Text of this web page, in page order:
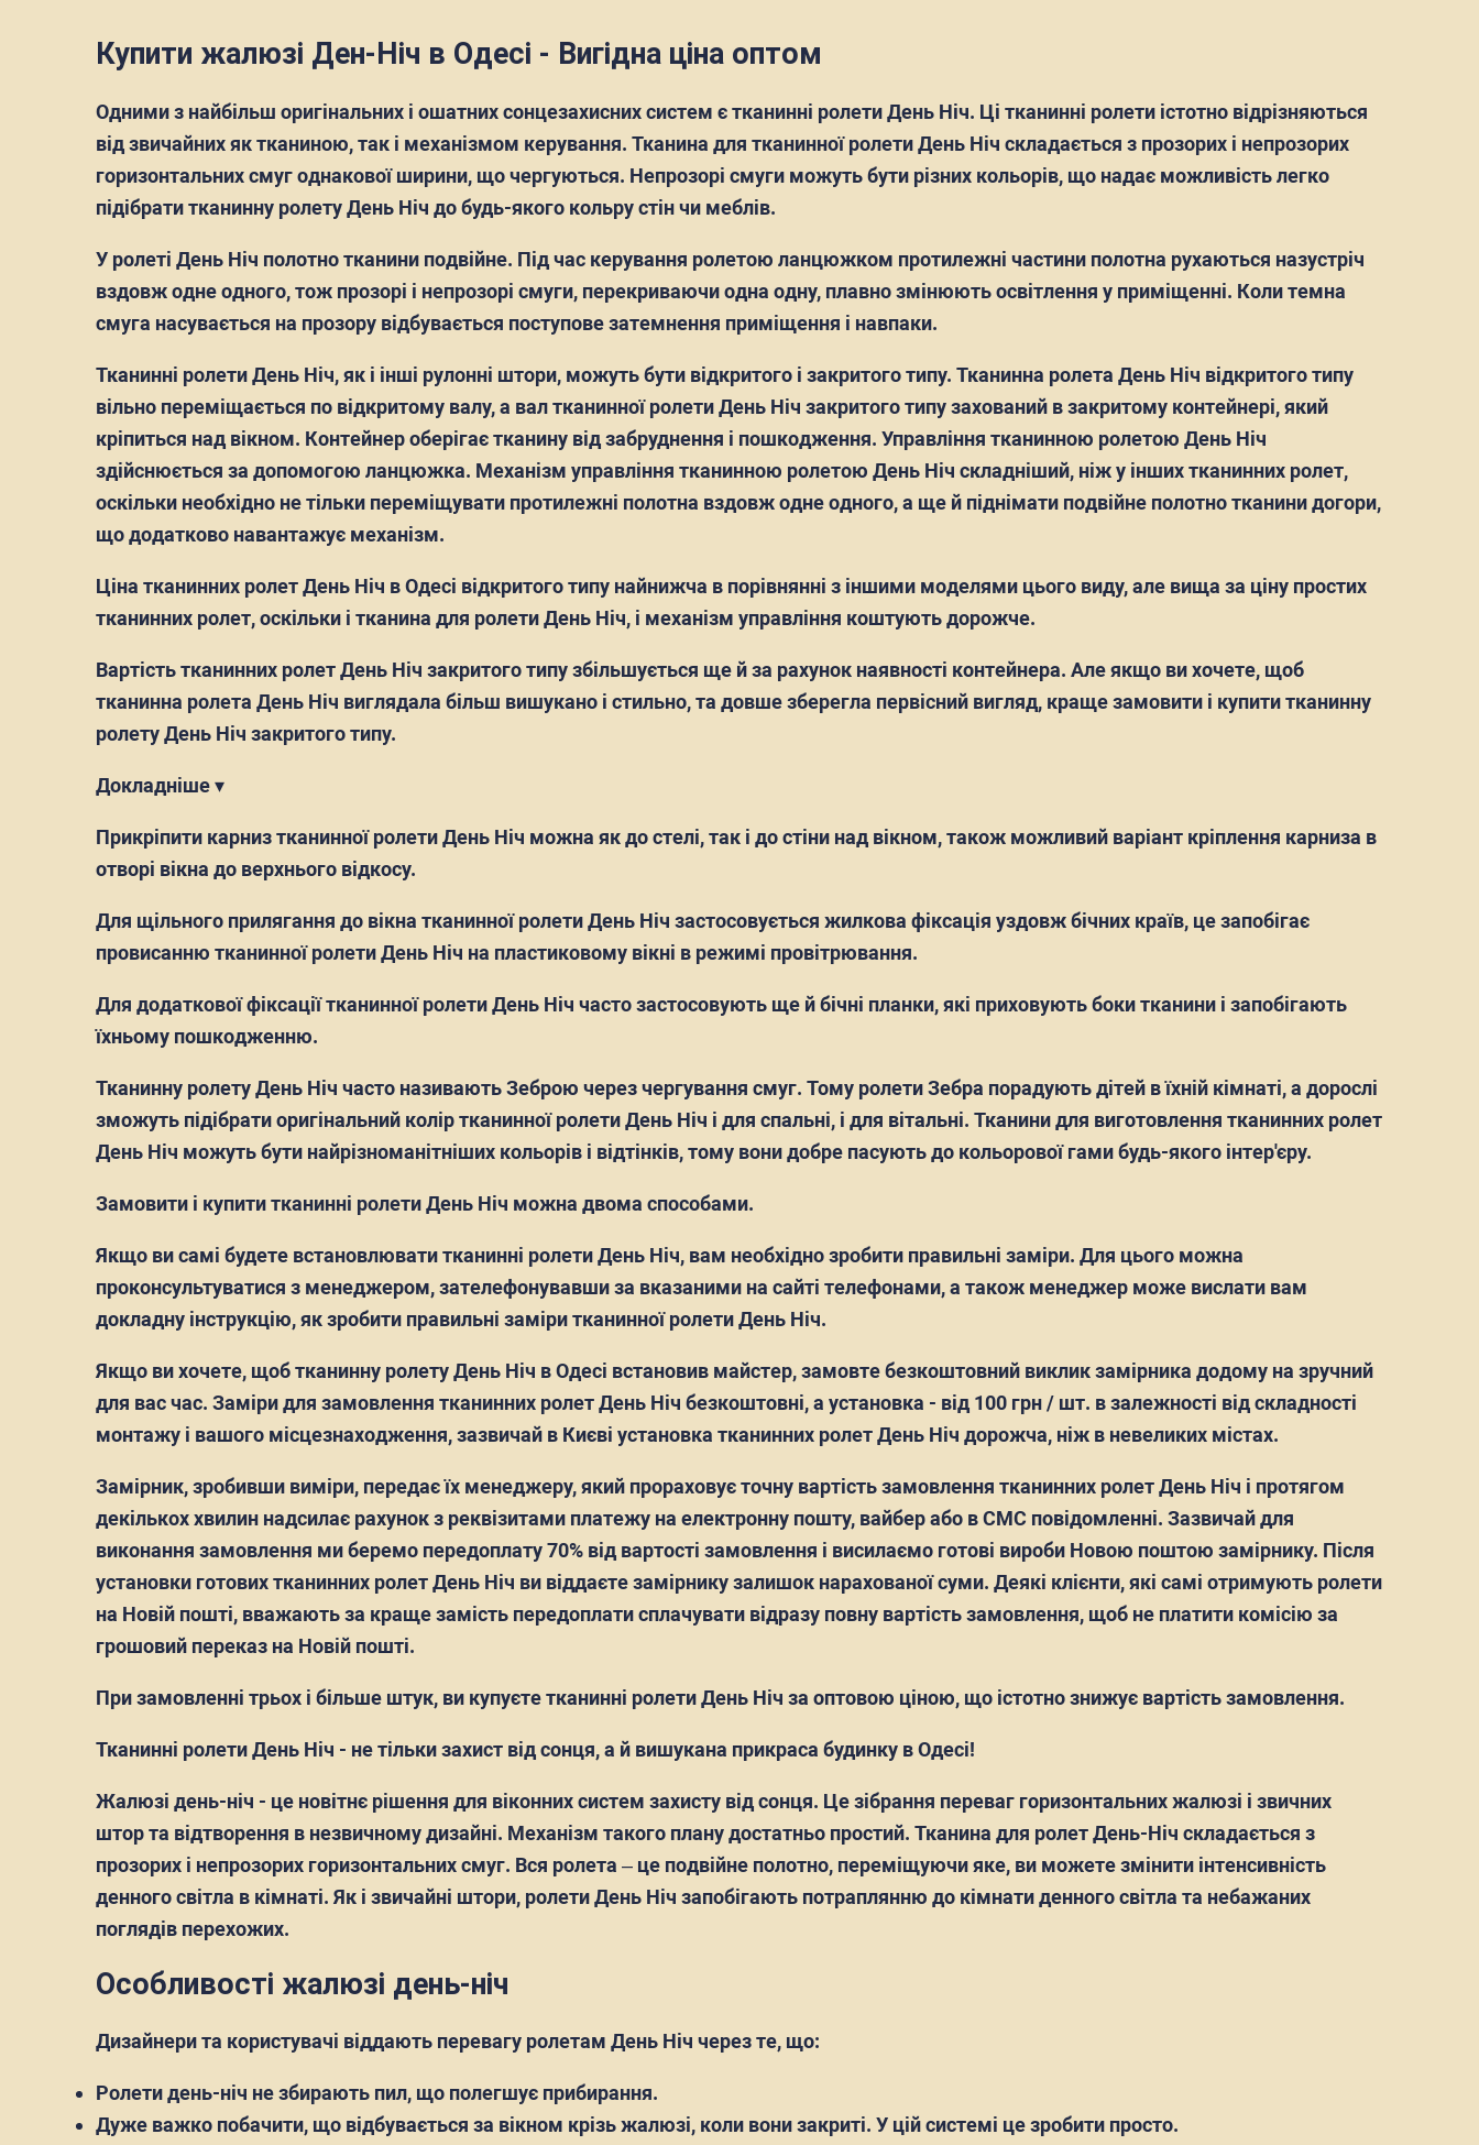
Купити жалюзі Ден-Ніч в Одесі - Вигідна ціна оптом
Одними з найбільш оригінальних і ошатних сонцезахисних систем є тканинні ролети День Ніч. Ці тканинні ролети істотно відрізняються
від звичайних як тканиною, так і механізмом керування. Тканина для тканинної ролети День Ніч складається з прозорих і непрозорих
горизонтальних смуг однакової ширини, що чергуються. Непрозорі смуги можуть бути різних кольорів, що надає можливість легко
підібрати тканинну ролету День Ніч до будь-якого кольру стін чи меблів.
У ролеті День Ніч полотно тканини подвійне. Під час керування ролетою ланцюжком протилежні частини полотна рухаються назустріч
вздовж одне одного, тож прозорі і непрозорі смуги, перекриваючи одна одну, плавно змінюють освітлення у приміщенні. Коли темна
смуга насувається на прозору відбувається поступове затемнення приміщення і навпаки.
Тканинні ролети День Ніч, як і інші рулонні штори, можуть бути відкритого і закритого типу. Тканинна ролета День Ніч відкритого типу
вільно переміщається по відкритому валу, а вал тканинної ролети День Ніч закритого типу захований в закритому контейнері, який
кріпиться над вікном. Контейнер оберігає тканину від забруднення і пошкодження. Управління тканинною ролетою День Ніч
здійснюється за допомогою ланцюжка. Механізм управління тканинною ролетою День Ніч складніший, ніж у інших тканинних ролет,
оскільки необхідно не тільки переміщувати протилежні полотна вздовж одне одного, а ще й піднімати подвійне полотно тканини догори,
що додатково навантажує механізм.
Ціна тканинних ролет День Ніч в Одесі відкритого типу найнижча в порівнянні з іншими моделями цього виду, але вища за ціну простих
тканинних ролет, оскільки і тканина для ролети День Ніч, і механізм управління коштують дорожче.
Вартість тканинних ролет День Ніч закритого типу збільшується ще й за рахунок наявності контейнера. Але якщо ви хочете, щоб
тканинна ролета День Ніч виглядала більш вишукано і стильно, та довше зберегла первісний вигляд, краще замовити і купити тканинну
ролету День Ніч закритого типу.
Докладніше ▾
Прикріпити карниз тканинної ролети День Ніч можна як до стелі, так і до стіни над вікном, також можливий варіант кріплення карниза в
отворі вікна до верхнього відкосу.
Для щільного прилягання до вікна тканинної ролети День Ніч застосовується жилкова фіксація уздовж бічних країв, це запобігає
провисанню тканинної ролети День Ніч на пластиковому вікні в режимі провітрювання.
Для додаткової фіксації тканинної ролети День Ніч часто застосовують ще й бічні планки, які приховують боки тканини і запобігають
їхньому пошкодженню.
Тканинну ролету День Ніч часто називають Зеброю через чергування смуг. Тому ролети Зебра порадують дітей в їхній кімнаті, а дорослі
зможуть підібрати оригінальний колір тканинної ролети День Ніч і для спальні, і для вітальні. Тканини для виготовлення тканинних ролет
День Ніч можуть бути найрізноманітніших кольорів і відтінків, тому вони добре пасують до кольорової гами будь-якого інтер'єру.
Замовити і купити тканинні ролети День Ніч можна двома способами.
Якщо ви самі будете встановлювати тканинні ролети День Ніч, вам необхідно зробити правильні заміри. Для цього можна
проконсультуватися з менеджером, зателефонувавши за вказаними на сайті телефонами, а також менеджер може вислати вам
докладну інструкцію, як зробити правильні заміри тканинної ролети День Ніч.
Якщо ви хочете, щоб тканинну ролету День Ніч в Одесі встановив майстер, замовте безкоштовний виклик замірника додому на зручний
для вас час. Заміри для замовлення тканинних ролет День Ніч безкоштовні, а установка - від 100 грн / шт. в залежності від складності
монтажу і вашого місцезнаходження, зазвичай в Києві установка тканинних ролет День Ніч дорожча, ніж в невеликих містах.
Замірник, зробивши виміри, передає їх менеджеру, який прораховує точну вартість замовлення тканинних ролет День Ніч і протягом
декількох хвилин надсилає рахунок з реквізитами платежу на електронну пошту, вайбер або в СМС повідомленні. Зазвичай для
виконання замовлення ми беремо передоплату 70% від вартості замовлення і висилаємо готові вироби Новою поштою замірнику. Після
установки готових тканинних ролет День Ніч ви віддаєте замірнику залишок нарахованої суми. Деякі клієнти, які самі отримують ролети
на Новій пошті, вважають за краще замість передоплати сплачувати відразу повну вартість замовлення, щоб не платити комісію за
грошовий переказ на Новій пошті.
При замовленні трьох і більше штук, ви купуєте тканинні ролети День Ніч за оптовою ціною, що істотно знижує вартість замовлення.
Тканинні ролети День Ніч - не тільки захист від сонця, а й вишукана прикраса будинку в Одесі!
Жалюзі день-ніч - це новітнє рішення для віконних систем захисту від сонця. Це зібрання переваг горизонтальних жалюзі і звичних
штор та відтворення в незвичному дизайні. Механізм такого плану достатньо простий. Тканина для ролет День-Ніч складається з
прозорих і непрозорих горизонтальних смуг. Вся ролета – це подвійне полотно, переміщуючи яке, ви можете змінити інтенсивність
денного світла в кімнаті. Як і звичайні штори, ролети День Ніч запобігають потраплянню до кімнати денного світла та небажаних
поглядів перехожих.
Особливості жалюзі день-ніч
Дизайнери та користувачі віддають перевагу ролетам День Ніч через те, що:
Ролети день-ніч не збирають пил, що полегшує прибирання.
Дуже важко побачити, що відбувається за вікном крізь жалюзі, коли вони закриті. У цій системі це зробити просто.